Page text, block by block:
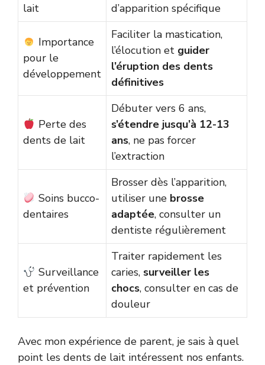
lait
d’apparition spécifique
Importance
pour le
développement
Faciliter la mastication,
l’élocution et guider
l’éruption des dents
définitives
Perte des
dents de lait
Débuter vers 6 ans,
s’étendre jusqu’à 12-13
ans, ne pas forcer
l’extraction
Soins bucco-
dentaires
Brosser dès l’apparition,
utiliser une brosse
adaptée, consulter un
dentiste régulièrement
Surveillance
et prévention
Traiter rapidement les
caries, surveiller les
chocs, consulter en cas de
douleur
Avec mon expérience de parent, je sais à quel
point les dents de lait intéressent nos enfants.